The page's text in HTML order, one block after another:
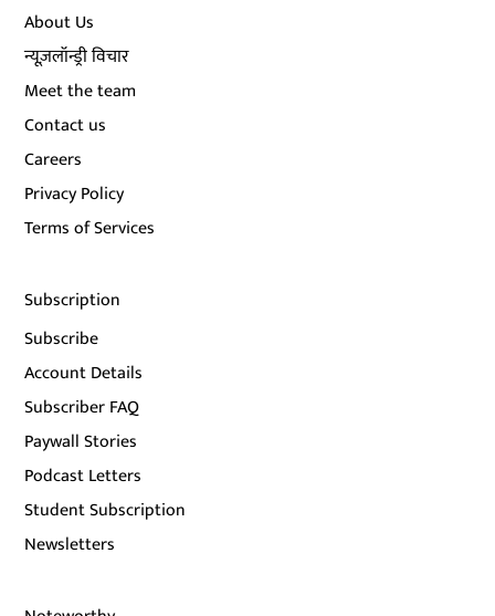
About Us
न्यूज़लॉन्ड्री विचार
Meet the team
Contact us
Careers
Privacy Policy
Terms of Services
Subscription
Subscribe
Account Details
Subscriber FAQ
Paywall Stories
Podcast Letters
Student Subscription
Newsletters